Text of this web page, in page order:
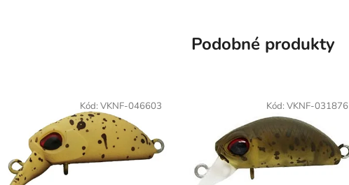
Podobné produkty
Kód: VKNF-046603 Kód: VKNF-031876